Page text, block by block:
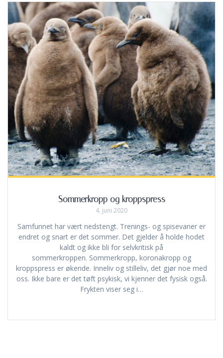
Sommerkropp og kroppspress
4. juni 2020
Samfunnet har vært nedstengt. Trenings- og spisevaner er
endret og snart er det sommer. Det gjelder å holde hodet
kaldt og ikke bli for selvkritisk på
sommerkroppen. Sommerkropp, koronakropp og
kroppspress er økende. Inneliv og stilleliv, det gjør noe med
oss. Ikke bare er det tøft psykisk, vi kjenner det fysisk også.
Frykten viser seg i…